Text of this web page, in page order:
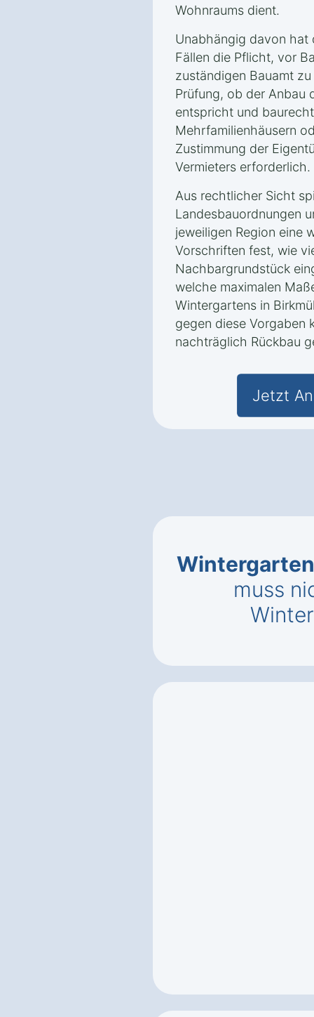
Wohnraums dient.
Unabhängig davon hat
Fällen die Pflicht, vor
zuständigen Bauamt
Prüfung, ob der Anbau
entspricht und
Mehrfamilienhäusern
Zustimmung der
Vermieters erforderlich.
Aus rechtlicher Sicht
Landesbauordnungen
jeweiligen Region eine
Vorschriften fest, wie
Nachbargrundstück
welche maximalen
Wintergartens in
gegen diese Vorgaben
nachträglich Rückbau
Jetzt
muss